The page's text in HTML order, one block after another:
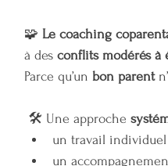
🧩 Le coaching
à des conflits modérés à
Parce qu’un bon parent
🛠 Une approche
un travail individuel
un